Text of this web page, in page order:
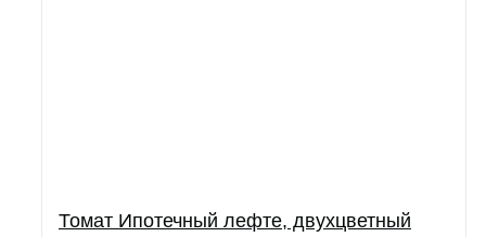
Томат Ипотечный лефте, двухцветный